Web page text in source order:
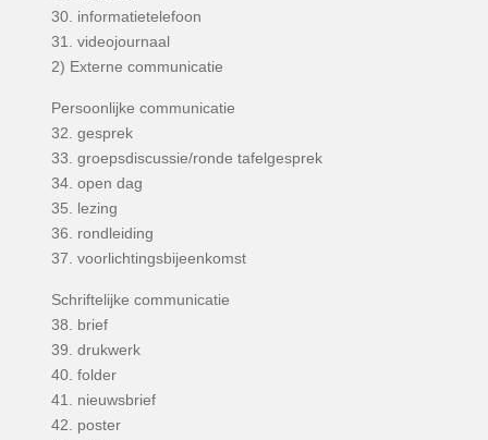
30. informatietelefoon
31. videojournaal
2) Externe communicatie
Persoonlijke communicatie
32. gesprek
33. groepsdiscussie/ronde tafelgesprek
34. open dag
35. lezing
36. rondleiding
37. voorlichtingsbijeenkomst
Schriftelijke communicatie
38. brief
39. drukwerk
40. folder
41. nieuwsbrief
42. poster